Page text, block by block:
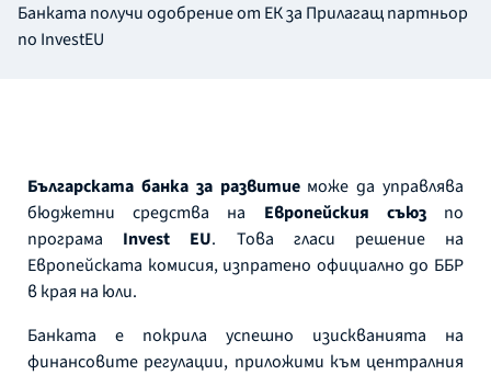
Банката получи одобрение от ЕК за Прилагащ партньор
по InvestEU
Българската банка за развитиеможе да управлява
бюджетни средства на Европейския съюз по
програма Invest EU. Това гласи решение на
Европейската комисия, изпратено официално до ББР
в края на юли.
Банката е покрила успешно изискванията на
финансовите регулации, приложими към централния